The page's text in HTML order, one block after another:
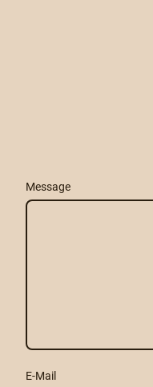
Message
E-Mail